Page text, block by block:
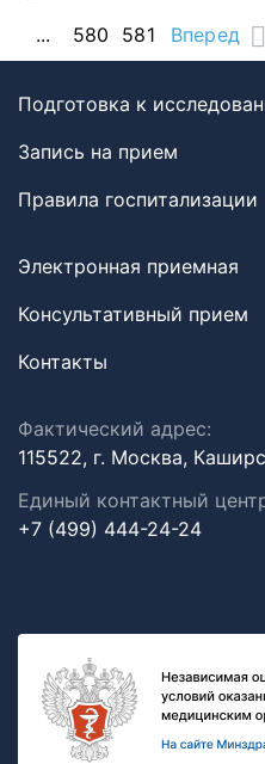
...
580 581 Вперед
Подготовка к
Запись на прием
Правила госпитализации
Электронная приемная
Консультативный прием
Контакты
Фактический адрес:
115522, г. Москва,
Единый контактный
+7 (499) 444-24-24